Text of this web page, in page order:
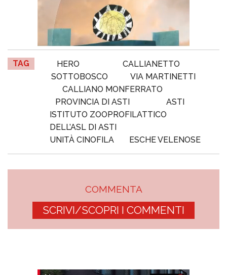
TAG HERO
CALLIANETTO
SOTTOBOSCO
VIA MARTINETTI
CALLIANO MONFERRATO
PROVINCIA DI ASTI
ASTI
ISTITUTO ZOOPROFILATTICO
DELL’ASL DI ASTI
UNITÀ CINOFILA
ESCHE VELENOSE
COMMENTA
SCRIVI/SCOPRI I COMMENTI